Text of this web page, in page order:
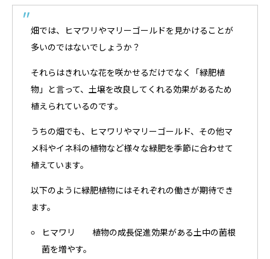
畑では、ヒマワリやマリーゴールドを見かけることが
多いのではないでしょうか？
それらはきれいな花を咲かせるだけでなく「緑肥植
物」と言って、土壌を改良してくれる効果があるため
植えられているのです。
うちの畑でも、ヒマワリやマリーゴールド、その他マ
メ科やイネ科の植物など様々な緑肥を季節に合わせて
植えています。
以下のように緑肥植物にはそれぞれの働きが期待でき
ます。
ヒマワリ 植物の成長促進効果がある土中の菌根
菌を増やす。